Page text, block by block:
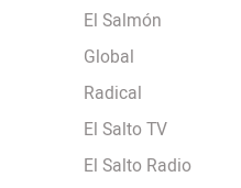
El Salmón
Global
Radical
El Salto TV
El Salto Radio